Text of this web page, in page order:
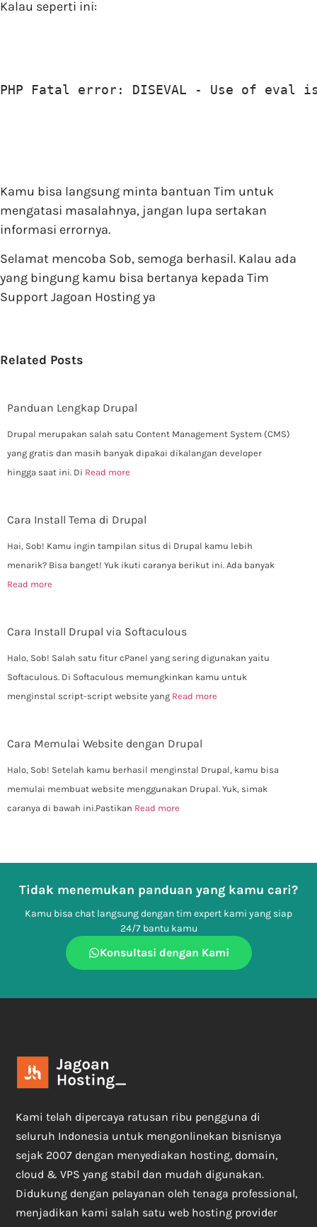
Kalau seperti ini:
PHP Fatal error: DISEVAL - Use of eval
Kamu bisa langsung minta bantuan Tim untuk
mengatasi masalahnya, jangan lupa sertakan
informasi errornya.
Selamat mencoba Sob, semoga berhasil. Kalau ada
yang bingung kamu bisa bertanya kepada Tim
Support Jagoan Hosting ya
Related Posts
Panduan Lengkap Drupal
Drupal merupakan salah satu Content Management System (CMS)
yang gratis dan masih banyak dipakai dikalangan developer
hingga saat ini. Di Read more
Cara Install Tema di Drupal
Hai, Sob! Kamu ingin tampilan situs di Drupal kamu lebih
menarik? Bisa banget! Yuk ikuti caranya berikut ini. Ada banyak
Read more
Cara Install Drupal via Softaculous
Halo, Sob! Salah satu fitur cPanel yang sering digunakan yaitu
Softaculous. Di Softaculous memungkinkan kamu untuk
menginstal script-script website yang Read more
Cara Memulai Website dengan Drupal
Halo, Sob! Setelah kamu berhasil menginstal Drupal, kamu bisa
memulai membuat website menggunakan Drupal. Yuk, simak
caranya di bawah ini.Pastikan Read more
Tidak menemukan panduan yang kamu cari?
Kamu bisa chat langsung dengan tim expert kami yang siap
24/7 bantu kamu
Konsultasi dengan Kami
Kami telah dipercaya ratusan ribu pengguna di
seluruh Indonesia untuk mengonlinekan bisnisnya
sejak 2007 dengan menyediakan hosting, domain,
cloud & VPS yang stabil dan mudah digunakan.
Didukung dengan pelayanan oleh tenaga professional,
menjadikan kami salah satu web hosting provider